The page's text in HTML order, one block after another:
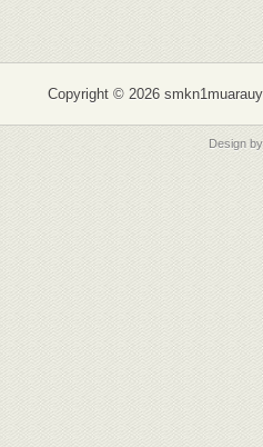
Copyright © 2026
Design